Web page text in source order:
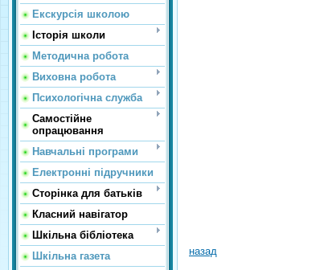
Екскурсія школою
Історія школи
Методична робота
Виховна робота
Психологічна служба
Самостійне
опрацювання
Навчальні програми
Електронні підручники
Сторінка для батьків
Класний навігатор
Шкільна бібліотека
Шкільна газета
назад